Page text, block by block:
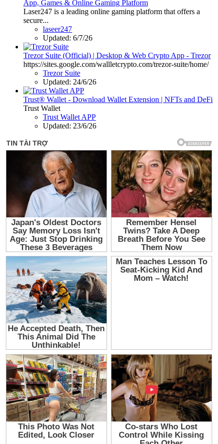
App, Games & Online Gaming Platform
Laser247 is a leading online gaming platform that offers a
secure...
laseer247
Updated: 6/7/26
Trezor Suite (Official) | Desktop & Web Crypto App - Trezor
https://sites.google.com/wallletcrypto.com/trezor-suite/home/
Trezor Suite
Updated: 24/6/26
Trust® Wallet - Download Wallet Extension | NFTs and DeFi
Trust Wallet
Trust Wallet APP
Updated: 23/6/26